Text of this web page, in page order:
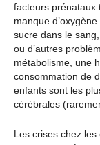
facteurs prénataux
manque
sucre dans le
ou d’autres
métabolisme, une
consommation de
enfants sont les
cérébrales
Les crises chez